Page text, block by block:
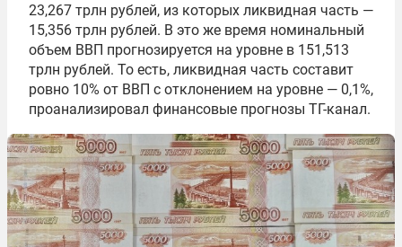
23,267 трлн рублей, из которых ликвидная часть —
15,356 трлн рублей. В это же время номинальный
объем ВВП прогнозируется на уровне в 151,513
трлн рублей. То есть, ликвидная часть составит
ровно 10% от ВВП с отклонением на уровне — 0,1%,
проанализировал финансовые прогнозы ТГ-канал.